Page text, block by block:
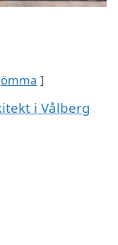
i Vålberg